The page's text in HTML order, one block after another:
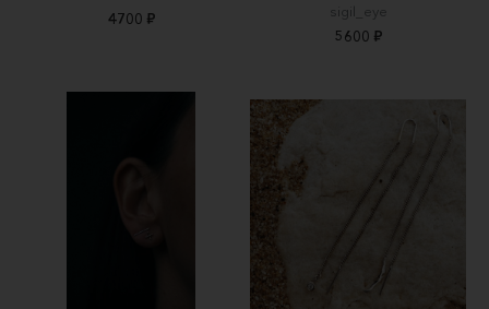
4700 ₽
sigil_eye
5600 ₽